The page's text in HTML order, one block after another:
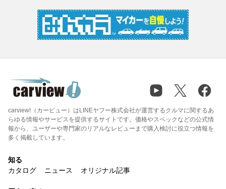
carview!（カービュー）はLINEヤフー株式会社が運営するクルマに関するあ
らゆる情報やサービスを提供するサイトです。価格やスペックなどの公式情
報から、ユーザーや専門家のリアルなレビューまで購入検討に役立つ情報を
多く掲載しています。
知る
カタログ
ニュース オリジナル記事